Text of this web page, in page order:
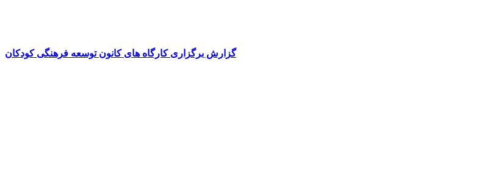
گزارش برگزاری کارگاه های کانون توسعه فرهنگی کودکان